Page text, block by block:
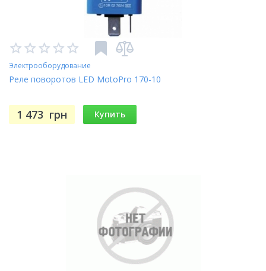
Электрооборудование
Реле поворотов LED MotoPro 170-10
1 473 грн Купить